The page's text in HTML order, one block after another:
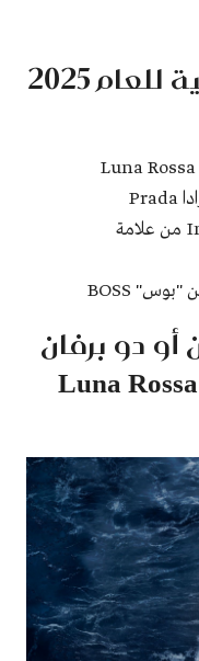
خياراتنا من عطور رجالية للعام 2025
ـ عطر لونا روسا أوشين أو دو برفان Luna Rossa
ـ الإصدار الجديد من عطر Invictus من علامة
أو دو برفان